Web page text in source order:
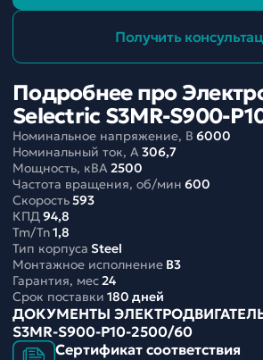
Получить
Подробнее про
Selectric S3MR-S900-
Номинальное напряжение, В 6000
Номинальный ток, A306,7
Мощность, кВА2500
Частота вращения, об/мин 600
Скорость593
КПД94,8
Tm/Tn1,8
Тип корпуса Steel
Монтажное исполнение B3
Гарантия, мес24
Срок поставки 180 дней
ДОКУМЕНТЫ ЭЛЕКТРОДВИГАТЕЛЬ
S3MR-S900-P10-2500/60
Сертификат соответствия